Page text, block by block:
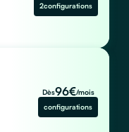
2configurations
Dès96€/mois
configurations